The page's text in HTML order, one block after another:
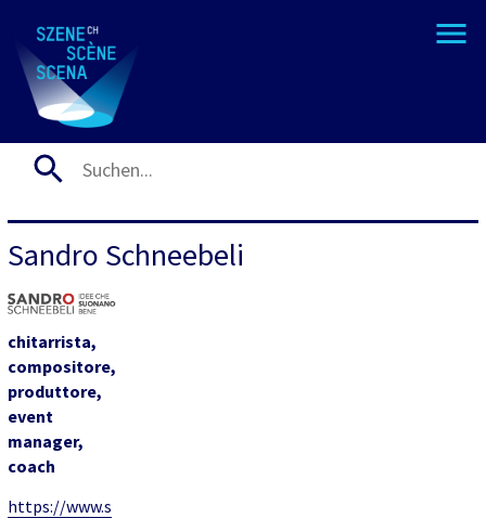
Sandro Schneebeli
chitarrista,
compositore,
produttore,
event
manager,
coach
https://www.s